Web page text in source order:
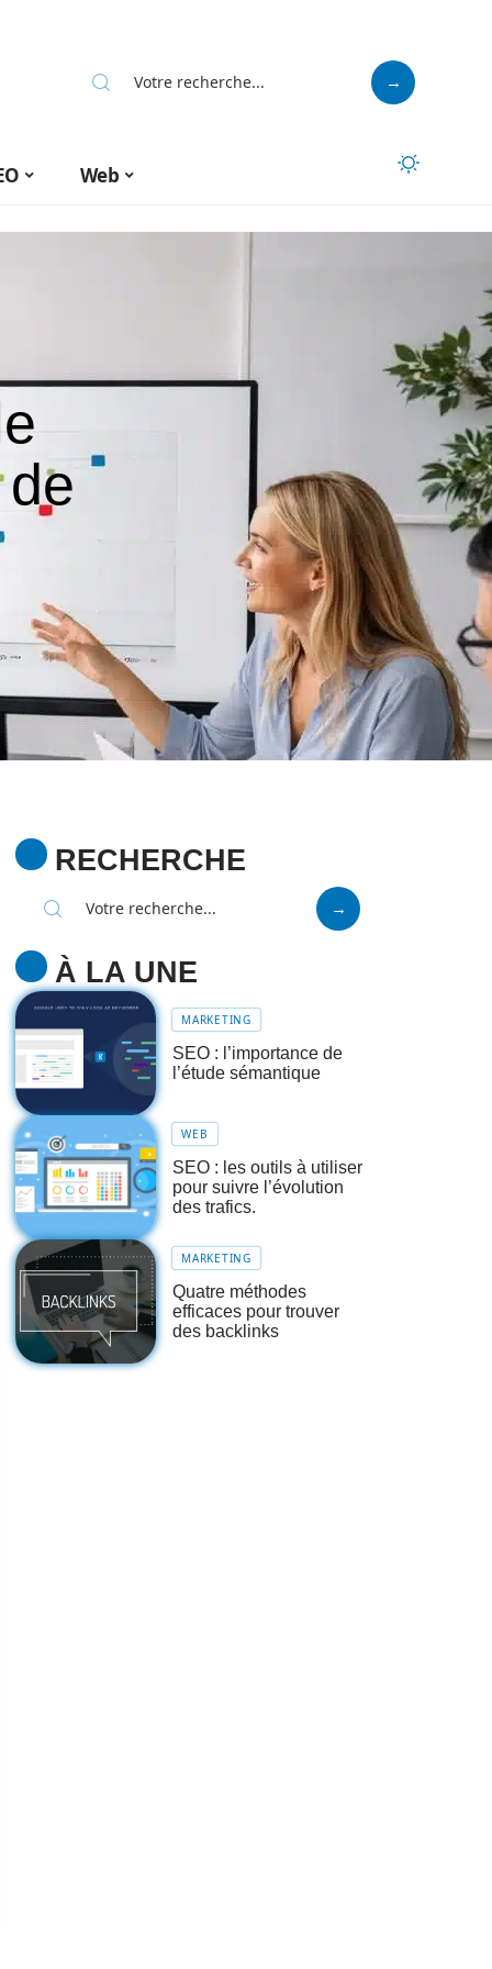
Web
RECHERCHE
À LA UNE
MARKETING
SEO : l’importance de
l’étude sémantique
WEB
SEO : les outils à utiliser
pour suivre l’évolution
des trafics.
MARKETING
Quatre méthodes
efficaces pour trouver
des backlinks